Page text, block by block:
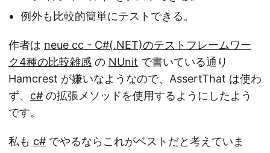
例外も比較的簡単にテストできる。
作者は neue cc - C#(.NET)のテストフレームワー
ク4種の比較雑感 の NUnit で書いている通り
Hamcrest が嫌いなようなので、AssertThat は使わ
ず、 c# の拡張メソッドを使用するようにしたよう
です。
私も c# でやるならこれがベストだと考えていま